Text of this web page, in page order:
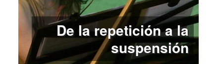
De la repetición a la
suspensión